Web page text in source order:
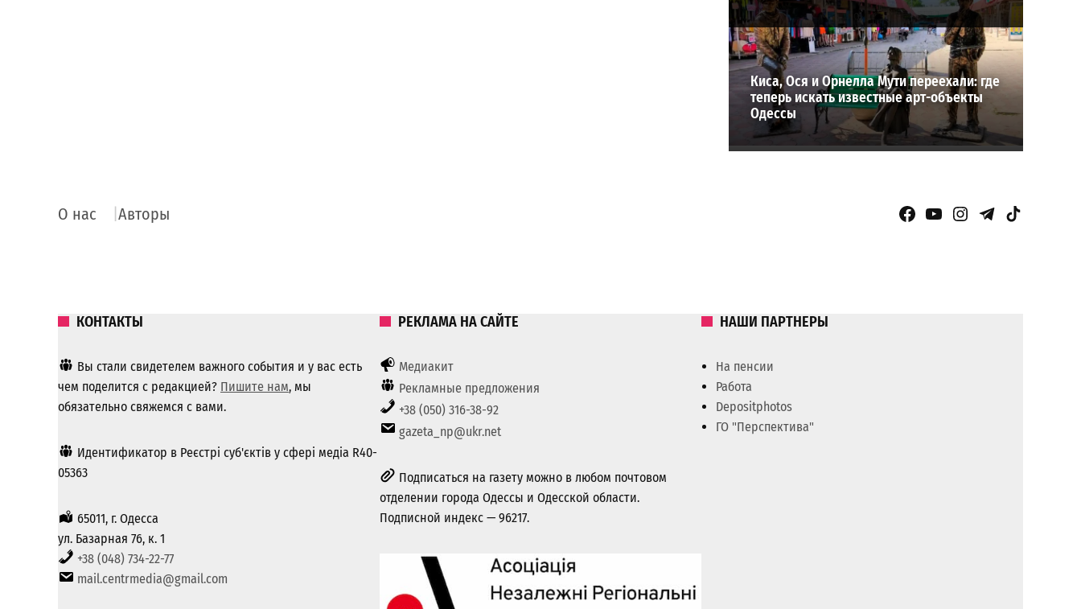
Киса, Ося и Орнелла Мути переехали: где
теперь искать известные арт-объекты
Одессы
О нас Авторы Facebook Page
YouTubeInstagram
Telegram
TikTok
КОНТАКТЫ
Вы стали свидетелем важного события и у вас есть
чем поделится с редакцией? Пишите нам, мы
обязательно свяжемся с вами.
Идентификатор в Реєстрі суб'єктів у сфері медіа R40-
05363
65011, г. Одесса
ул. Базарная 76, к. 1
+38 (048) 734-22-77
mail.centrmedia@gmail.com
РЕКЛАМА НА САЙТЕ
Медиакит
Рекламные предложения
+38 (050) 316-38-92
gazeta_np@ukr.net
Подписаться на газету можно в любом почтовом
отделении города Одессы и Одесской области.
Подписной индекс — 96217.
НАШИ ПАРТНЕРЫ
На пенсии
Работа
Depositphotos
ГО "Перспектива"